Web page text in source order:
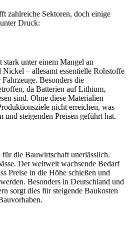
zahlreiche Sektoren, doch einige
Druck:
unter einem Mangel an
– allesamt essentielle Rohstoffe
Besonders die
da Batterien auf Lithium,
sind. Ohne diese Materialien
nicht erreichen, was
und steigenden Preisen geführt hat.
die Bauwirtschaft unerlässlich.
Der weltweit wachsende Bedarf
Preise in die Höhe schießen und
Besonders in Deutschland und
sorgt dies für steigende Baukosten